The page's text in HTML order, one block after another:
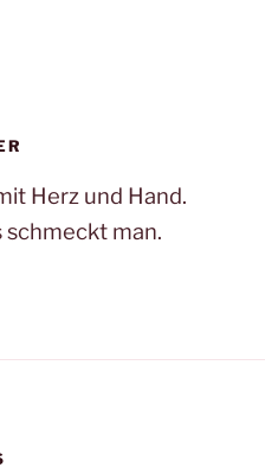
Herz und Hand.
schmeckt man.